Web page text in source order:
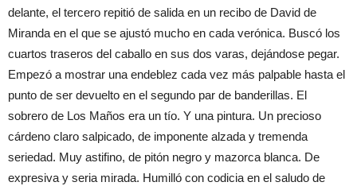
delante, el tercero repitió de salida en un recibo de David de
Miranda en el que se ajustó mucho en cada verónica. Buscó los
cuartos traseros del caballo en sus dos varas, dejándose pegar.
Empezó a mostrar una endeblez cada vez más palpable hasta el
punto de ser devuelto en el segundo par de banderillas. El
sobrero de Los Maños era un tío. Y una pintura. Un precioso
cárdeno claro salpicado, de imponente alzada y tremenda
seriedad. Muy astifino, de pitón negro y mazorca blanca. De
expresiva y seria mirada. Humilló con codicia en el saludo de